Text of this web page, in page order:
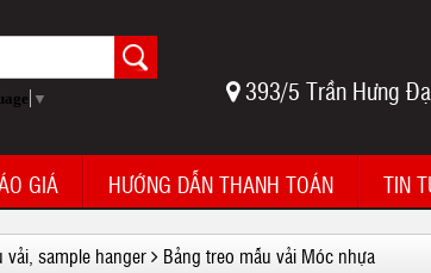
▼
393/5 Trần Hưng
GIÁ HƯỚNG DẪN THANH TOÁN TIN
vải, sample hanger Bảng treo mẫu vải Móc nhựa